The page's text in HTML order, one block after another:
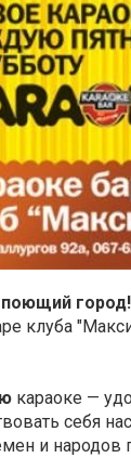
город!
клуба
караоке —
себя
и